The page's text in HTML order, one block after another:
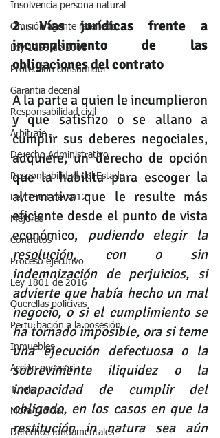
Insolvencia persona natural
Omisión agente retenedor
Ley 1258 de 2008
Protección consumidor
Garantia decenal
Responsabilidad civil
Arbitraje
Derecho Administrativo
Responsabilidad del Estado
Ley 1563 de 2012
Mejoras
Contratos
Proceso ejecutivo
Ley 1801 de 2016
Querellas policivas
Perturbación a la posesión
Inmuebles
Acción posesoria
Tutela
Mora judicial
Derechos fundamentales
2. Vías jurídicas frente a
incumplimiento de las
obligaciones del contrato
A la parte a quien le incumplieron
y que satisfizo o se allano a
cumplir sus deberes negociales,
adquiere, un derecho de opción
que la habilita para escoger la
alternativa que le resulte más
eficiente desde el punto de vista
económico, pudiendo elegir la
resolución, con o sin
indemnización de perjuicios, si
advierte que había hecho un mal
negocio, o si el cumplimiento se
ha tornado imposible, ora si teme
una ejecución defectuosa o la
sobreviniente iliquidez o la
incapacidad de cumplir del
obligado, en los casos en que la
restitución in natura sea aún